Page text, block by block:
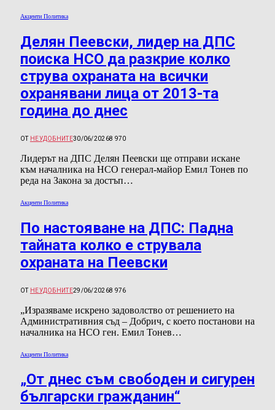
Акценти Политика
Делян Пеевски, лидер на ДПС
поиска НСО да разкрие колко
струва охраната на всички
охранявани лица от 2013-та
година до днес
ОТ НЕУДОБНИТЕ30/06/20268 970
Лидерът на ДПС Делян Пеевски ще отправи искане
към началника на НСО генерал-майор Емил Тонев по
реда на Закона за достъп…
Акценти Политика
По настояване на ДПС: Падна
тайната колко е струвала
охраната на Пеевски
ОТ НЕУДОБНИТЕ29/06/20268 976
„Изразяваме искрено задоволство от решението на
Административния съд – Добрич, с което постанови на
началника на НСО ген. Емил Тонев…
Акценти Политика
„От днес съм свободен и сигурен
български гражданин“